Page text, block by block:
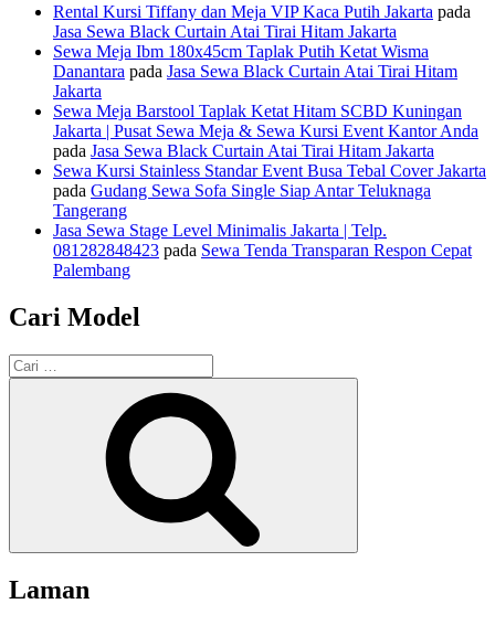
Rental Kursi Tiffany dan Meja VIP Kaca Putih Jakarta pada
Jasa Sewa Black Curtain Atai Tirai Hitam Jakarta
Sewa Meja Ibm 180x45cm Taplak Putih Ketat Wisma
Danantara pada Jasa Sewa Black Curtain Atai Tirai Hitam
Jakarta
Sewa Meja Barstool Taplak Ketat Hitam SCBD Kuningan
Jakarta | Pusat Sewa Meja & Sewa Kursi Event Kantor Anda
pada Jasa Sewa Black Curtain Atai Tirai Hitam Jakarta
Sewa Kursi Stainless Standar Event Busa Tebal Cover Jakarta
pada Gudang Sewa Sofa Single Siap Antar Teluknaga
Tangerang
Jasa Sewa Stage Level Minimalis Jakarta | Telp.
081282848423 pada Sewa Tenda Transparan Respon Cepat
Palembang
Cari Model
Pencarian
untuk:
Laman